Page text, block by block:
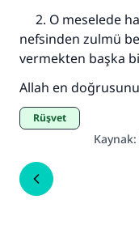
2. O meselede
nefsinden zulmü
vermekten başka
Allah en
Rüşvet
Kaynak: